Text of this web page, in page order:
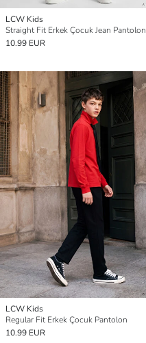
LCW Kids
Straight Fit Erkek Çocuk Jean Pantolon
10.99 EUR
LCW Kids
Regular Fit Erkek Çocuk Pantolon
10.99 EUR